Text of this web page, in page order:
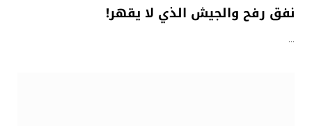
نفق رفح والجيش الذي لا يقهر!
…